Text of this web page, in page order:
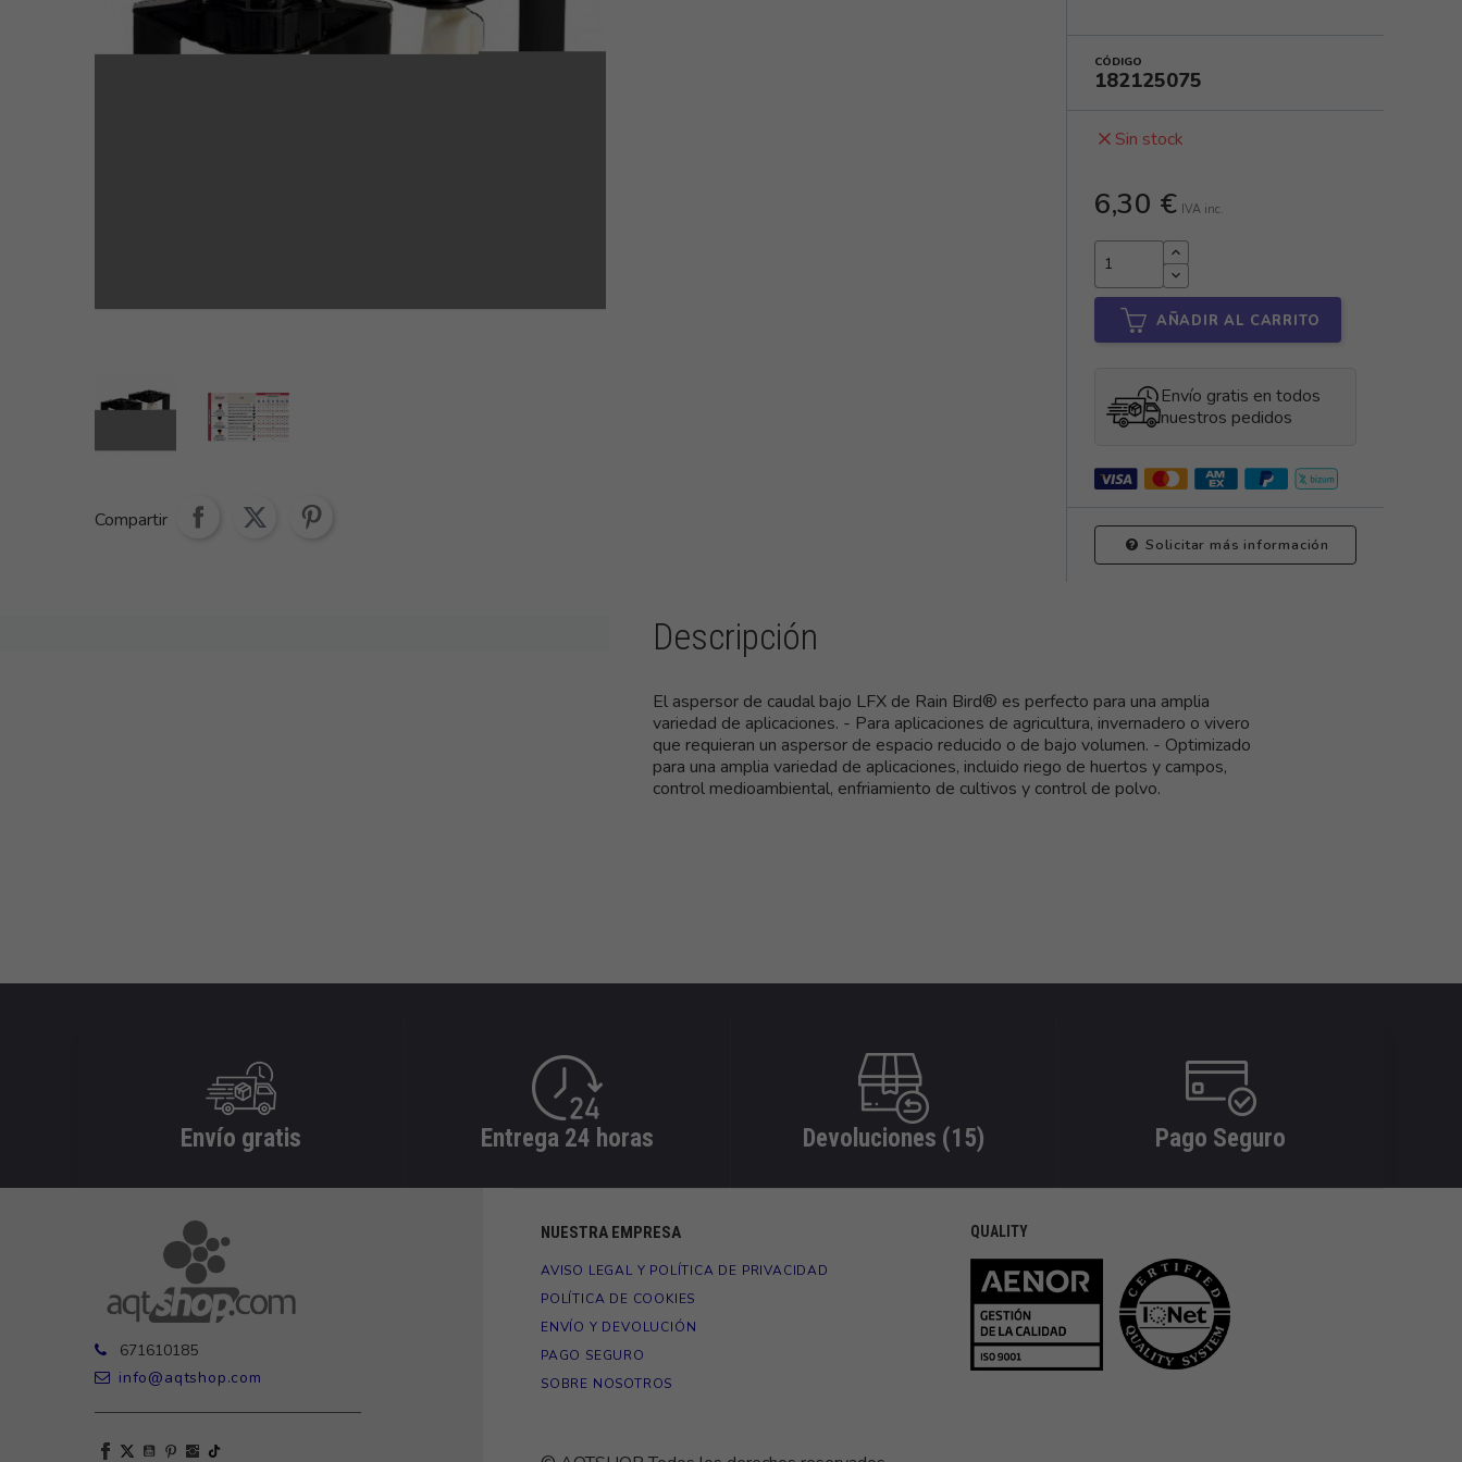
Compartir
CÓDIGO
182125075
close Sin stock
6,30 € IVA inc.
AÑADIR AL CARRITO
Envío gratis en todos
nuestros pedidos
Solicitar más información
Descripción
El aspersor de caudal bajo LFX de Rain Bird® es perfecto para una amplia
variedad de aplicaciones. - Para aplicaciones de agricultura, invernadero o vivero
que requieran un aspersor de espacio reducido o de bajo volumen. - Optimizado
para una amplia variedad de aplicaciones, incluido riego de huertos y campos,
control medioambiental, enfriamiento de cultivos y control de polvo.
Envío gratis Entrega 24 horas Devoluciones (15) Pago Seguro
671610185
info@aqtshop.com
NUESTRA EMPRESA
AVISO LEGAL Y POLÍTICA DE PRIVACIDAD
POLÍTICA DE COOKIES
ENVÍO Y DEVOLUCIÓN
PAGO SEGURO
SOBRE NOSOTROS
QUALITY